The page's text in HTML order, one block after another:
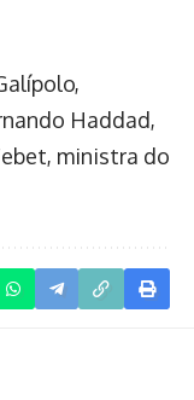
Haddad,
ministra do